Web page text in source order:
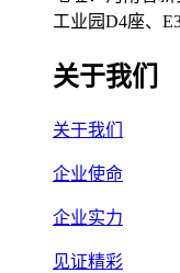
工业园D4座、
关于我们
关于我们
企业使命
企业实力
见证精彩